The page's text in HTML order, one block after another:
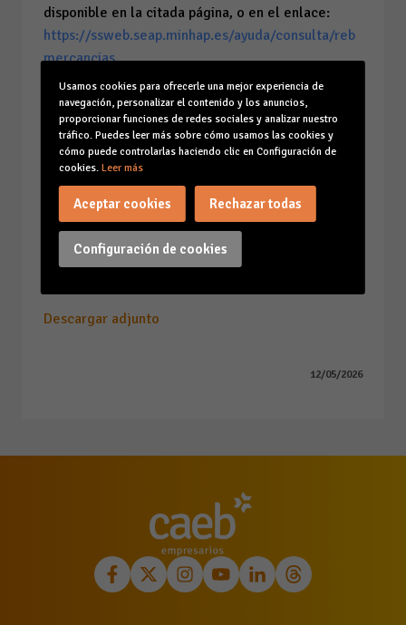
disponible en la citada página, o en el enlace:
https://ssweb.seap.minhap.es/ayuda/consulta/reb
mercancias
La información básica y orientativa sobre cómo
solicitar las ayudas se actualizará en breve en los
enlaces anteriores.
Debido a la importancia de esta convocatoria,
rogamos den máxima difusión posible entre sus
asociados.
Descargar adjunto
12/05/2026
Usamos cookies para ofrecerle una mejor experiencia de
navegación, personalizar el contenido y los anuncios,
proporcionar funciones de redes sociales y analizar nuestro
tráfico. Puedes leer más sobre cómo usamos las cookies y
cómo puede controlarlas haciendo clic en Configuración de
cookies. Leer más
Configuración de cookies
Aceptar cookies Rechazar todas